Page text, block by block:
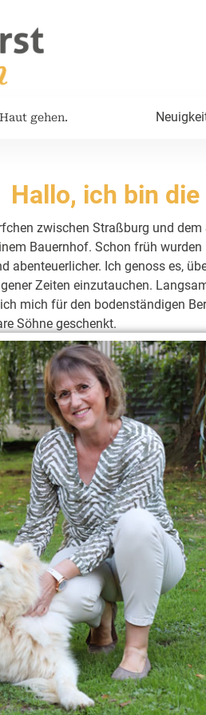
gehen.
Hallo, ich bin
zwischen Straßburg und
Bauernhof. Schon früh
abenteuerlicher. Ich genoss es,
Zeiten einzutauchen.
mich für den bodenständigen
Söhne geschenkt.